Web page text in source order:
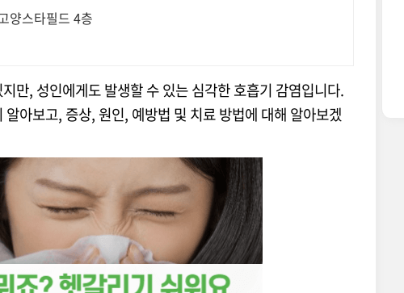
양스타필드 4층
만, 성인에게도 발생할 수 있는 심각한 호흡기 감염입니다.
아보고, 증상, 원인, 예방법 및 치료 방법에 대해 알아보겠